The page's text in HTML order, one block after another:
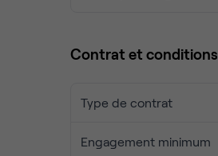
Contrat et conditions
Type de contrat
Engagement minimum